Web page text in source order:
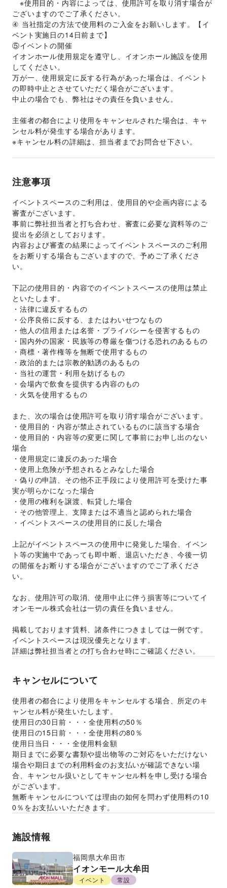
※使用目的・内容によっては、使用許可を取り消す場合が
ございますのでご了承ください。
④ 当社指定の方法で使用料のご入金をお願いします。【イ
ベント実施日の14日前まで】
⑤イベントの開催
イオンホール使用規定を遵守し、イオンホール施設を使用
してください。
万が一、使用規定に反する行為があった場合は、イベント
の即時中止とさせていただく場合がございます。
中止の場合でも、弊社はその責任を負いません。
主催者の都合により使用をキャンセルされた場合は、キャ
ンセル料が発生する場合があります。
※キャンセル料の詳細は、担当者までお問合せ下さい。
注意事項
イベントスペースのご利用は、使用目的や企画内容による
審査がございます。
事前に弊社担当者と打ち合わせ、審査に必要な資料等のご
提出を必須としております。
内容および審査の結果によってイベントスペースのご利用
をお断りする場合もございますので、予めご了承くださ
い。
下記の使用目的・内容でのイベントスペースの使用は禁止
といたします。
・法律に違反するもの
・公序良俗に反する、またはわいせつなもの
・他人の信用または名誉・プライバシーを侵害するもの
・国内外の国家・民族等の尊厳を傷つける恐れのあるもの
・商標・著作権等を無断で使用するもの
・政治的または宗教的勧誘のあるもの
・当社の運営・利用を妨げるもの
・会場内で飲食を提供する内容のもの
・火気を使用するもの
また、次の場合は使用許可を取り消す場合がございます。
・使用目的・内容が禁止されているものに該当する場合
・使用目的・内容等の変更に関して事前にお申し出のない
場合
・使用規定に違反のあった場合
・使用上危険が予想されるとみなした場合
・偽りの申請、その他不正手段により使用許可を受けた事
実が明らかになった場合
・使用の権利を譲渡、転貸した場合
・その他管理上、支障または不適当と認められた場合
・イベントスペースの使用目的に反した場合
上記がイベントスペースの使用中に発覚した場合、イベン
ト等の実施中であっても即中断、退店いただき、今後一切
の開催をお断りする場合がございますのでご了承くださ
い。
なお、使用許可の取消、使用中止に伴う損害等についてイ
オンモール株式会社は一切の責任を負いません。
掲載しております賃料、諸条件につきましては一例です。
イベントスペースは現況優先となります。
詳細は弊社担当者との打ち合わせ時にご確認ください。
キャンセルについて
使用者の都合により使用をキャンセルする場合、所定のキ
ャンセル料が発生いたします。
使用日の30日前・・・全使用料の50％
使用日の15日前・・・全使用料の80％
使用日当日・・・全使用料金額
期日までに必要な書類や提出物等のご対応をいただけない
場合や期日までの利用料金のお支払いが確認できない場
合、キャンセル扱いとしてキャンセル料を申し受ける場合
がございます。
無断キャンセルについては理由の如何を問わず使用料の10
0％をお支払いいただきます。
施設情報
福岡県大牟田市
イオンモール大牟田
イベント 常設